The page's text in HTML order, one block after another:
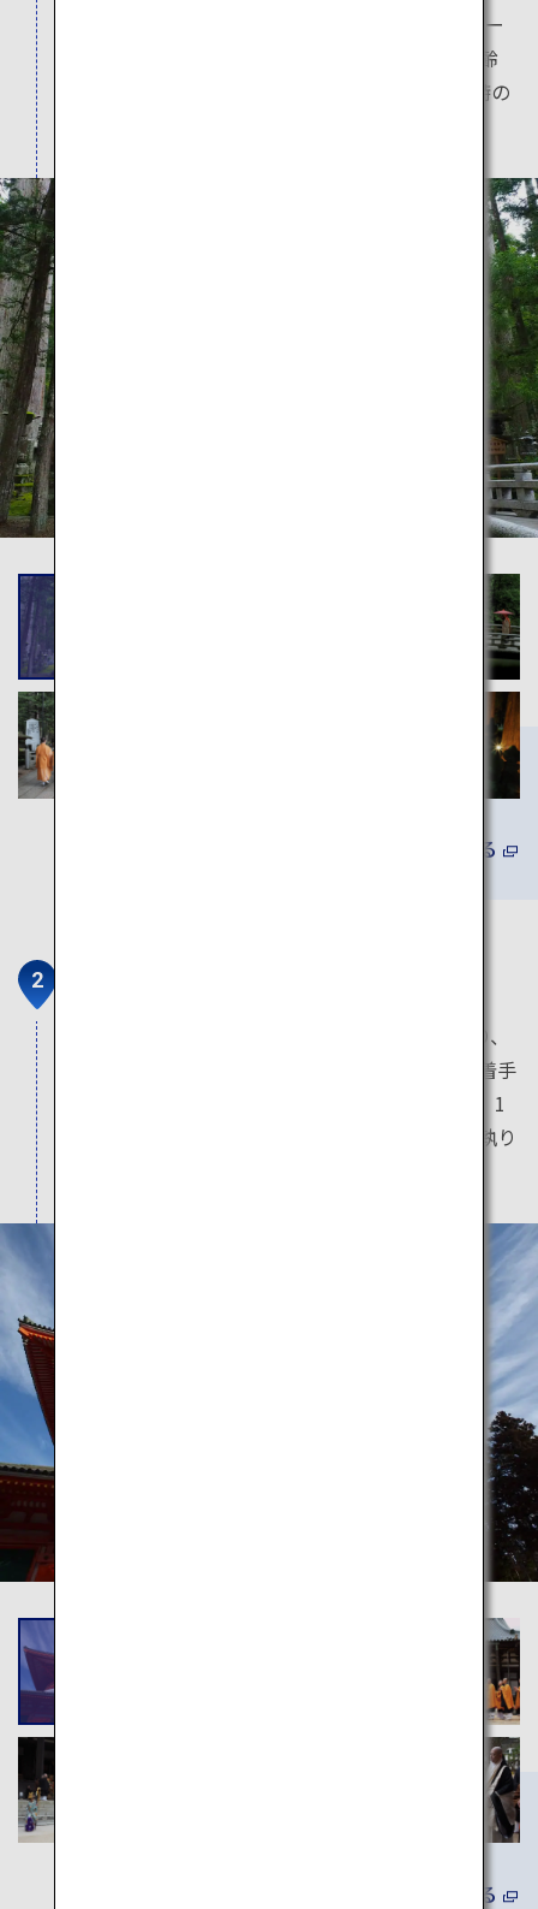
のひとつです。一の橋から御廟までの約2キロメー
トルの参道には、20万基を越える供養塔と、樹齢
400年を越える杉の大樹が立ち並び、高野山独特の
詳しくみる
816年、弘法大師空海が嵯峨天皇に高野山を賜り、
僧侶工人を伴い登山し、まず堂塔伽藍の建設に着手
した高野山真言宗総本山金剛峯寺開創の地です。1
年を通じてさまざまな重要な宗教行事がここで執り
詳しくみる